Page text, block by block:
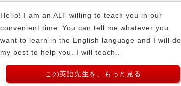
Hello! I am an ALT willing to teach you in our
convenient time. You can tell me whatever you
want to learn in the English language and I will do
my best to help you. I will teach...
この英語先生を、もっと見る